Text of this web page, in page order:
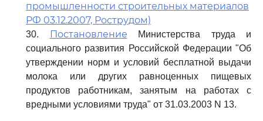
промышленности строительных материалов
РФ 03.12.2007, Рострудом)
30. Постановление Министерства труда и
социального развития Российской Федерации "Об
утверждении норм и условий бесплатной выдачи
молока или других равноценных пищевых
продуктов работникам, занятым на работах с
вредными условиями труда" от 31.03.2003 N 13.